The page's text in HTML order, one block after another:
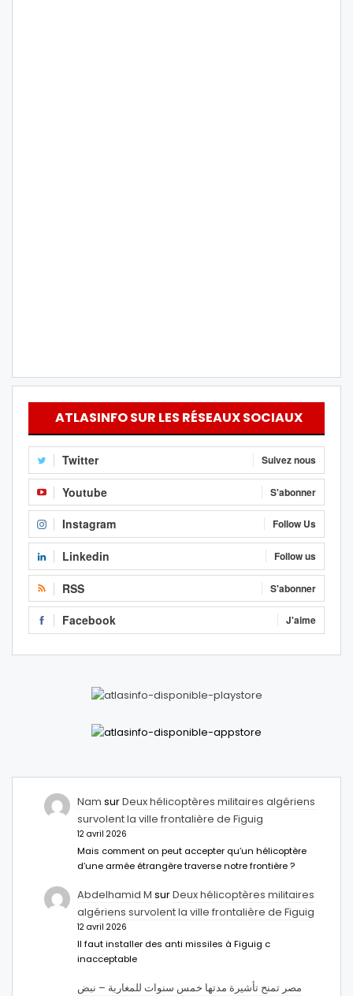
ATLASINFO SUR LES RÉSEAUX SOCIAUX
Twitter Suivez nous
Youtube S'abonner
Instagram Follow Us
Linkedin Follow us
RSS S'abonner
Facebook J'aime
Nam surDeux hélicoptères militaires algériens
survolent la ville frontalière de Figuig
12 avril 2026
Mais comment on peut accepter qu’un hélicoptère
d’une armée étrangère traverse notre frontière ?
Abdelhamid M surDeux hélicoptères militaires
algériens survolent la ville frontalière de Figuig
12 avril 2026
Il faut installer des anti missiles à Figuig c
inacceptable
مصر تمنح تأشيرة مدتها خمس سنوات للمغاربة – نبض